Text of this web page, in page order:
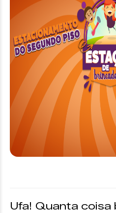
Ufa! Quanta coisa